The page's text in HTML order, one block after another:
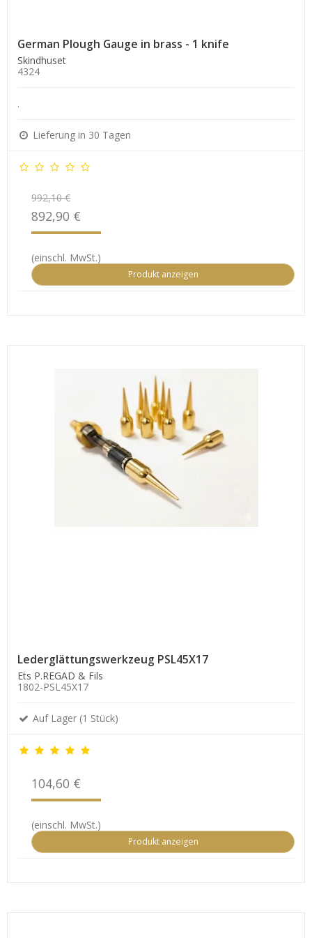
German Plough Gauge in brass - 1 knife
Skindhuset
4324
.
Lieferung in 30 Tagen
992,10 €
892,90 €
(einschl. MwSt.)
Produkt anzeigen
Lederglättungswerkzeug PSL45X17
Ets P.REGAD & Fils
1802-PSL45X17
Auf Lager (1 Stück)
104,60 €
(einschl. MwSt.)
Produkt anzeigen